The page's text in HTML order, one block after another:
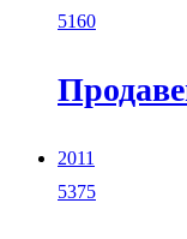
5160
2011
5375